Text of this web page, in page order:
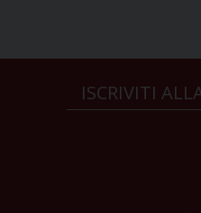
ISCRIVITI